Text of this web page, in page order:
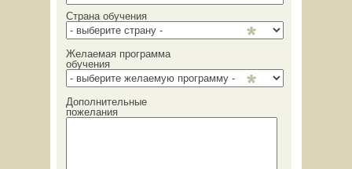
Страна обучения
Желаемая программа
обучения
Дополнительные
пожелания